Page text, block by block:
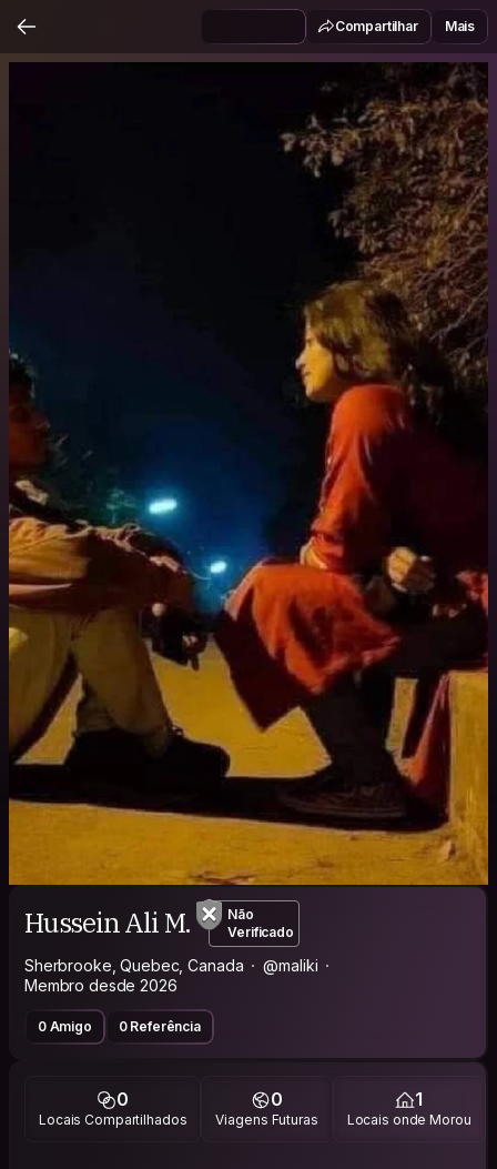
Compartilhar Mais
Hussein Ali M.
Não
Verificado
Sherbrooke, Quebec, Canada
@maliki
Membro desde 2026
0 Amigo 0 Referência
0
Locais Compartilhados
0
Viagens Futuras
1
Locais onde Morou